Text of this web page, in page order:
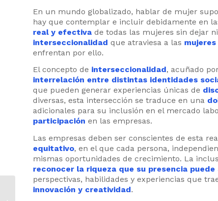
En un mundo globalizado, hablar de mujer
hay que contemplar e incluir debidamente en
real y efectiva de todas las mujeres sin dejar
interseccionalidad que atraviesa a las
enfrentan por ello.
El concepto de interseccionalidad, acuñado
interrelación entre distintas identidades
que pueden generar experiencias únicas de
diversas, esta intersección se traduce en una
adicionales para su inclusión en el mercado
participación en las empresas.
Las empresas deben ser conscientes de esta
equitativo, en el que cada persona,
mismas oportunidades de crecimiento. La
reconocer la riqueza que su presencia
perspectivas, habilidades y experiencias que
innovación y creatividad.
2025: un año de